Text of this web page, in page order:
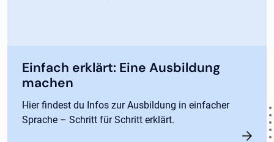
Einfach erklärt: Eine Ausbildung
machen
Hier findest du Infos zur Ausbildung in einfacher
Sprache – Schritt für Schritt erklärt.